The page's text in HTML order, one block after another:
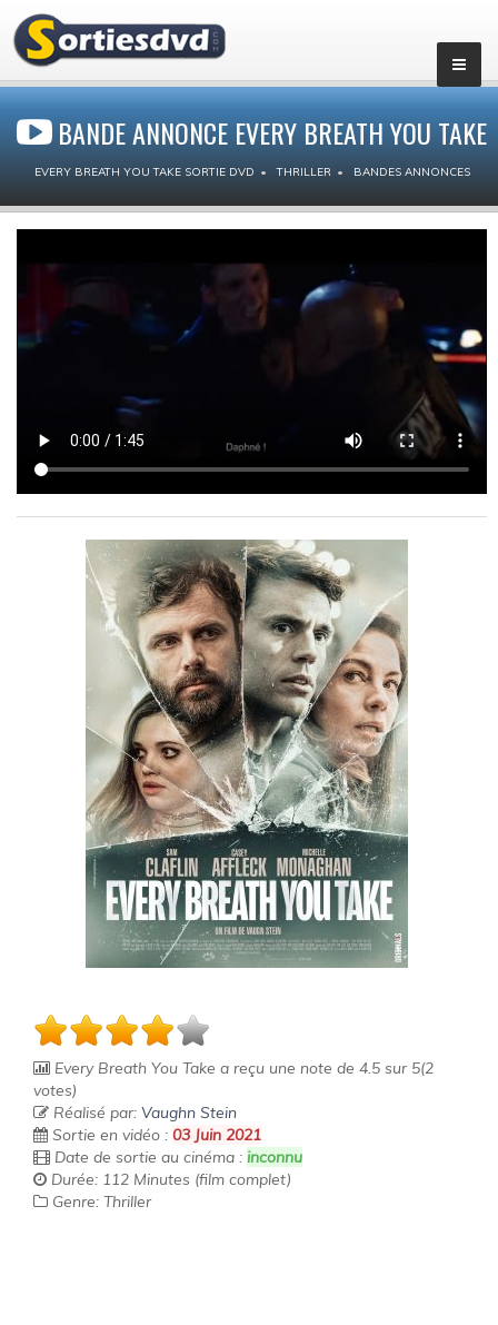
BANDE ANNONCE EVERY BREATH YOU TAKE
EVERY BREATH YOU TAKE SORTIE DVD THRILLER BANDES ANNONCES
Every Breath You Take a reçu une note de 4.5 sur 5(2
votes)
Réalisé par: Vaughn Stein
Sortie en vidéo : 03 Juin 2021
Date de sortie au cinéma : inconnu
Durée: 112 Minutes (film complet)
Genre: Thriller